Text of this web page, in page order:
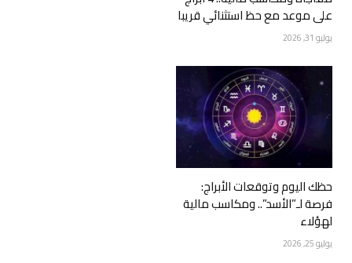
على موعد مع حظ استثنائي قريبا
يوليو 31, 2026
حظك اليوم وتوقعات الأبراج:
فرصة لـ”الأسد”.. ومكاسب مالية
لهؤلاء
يوليو 25, 2026